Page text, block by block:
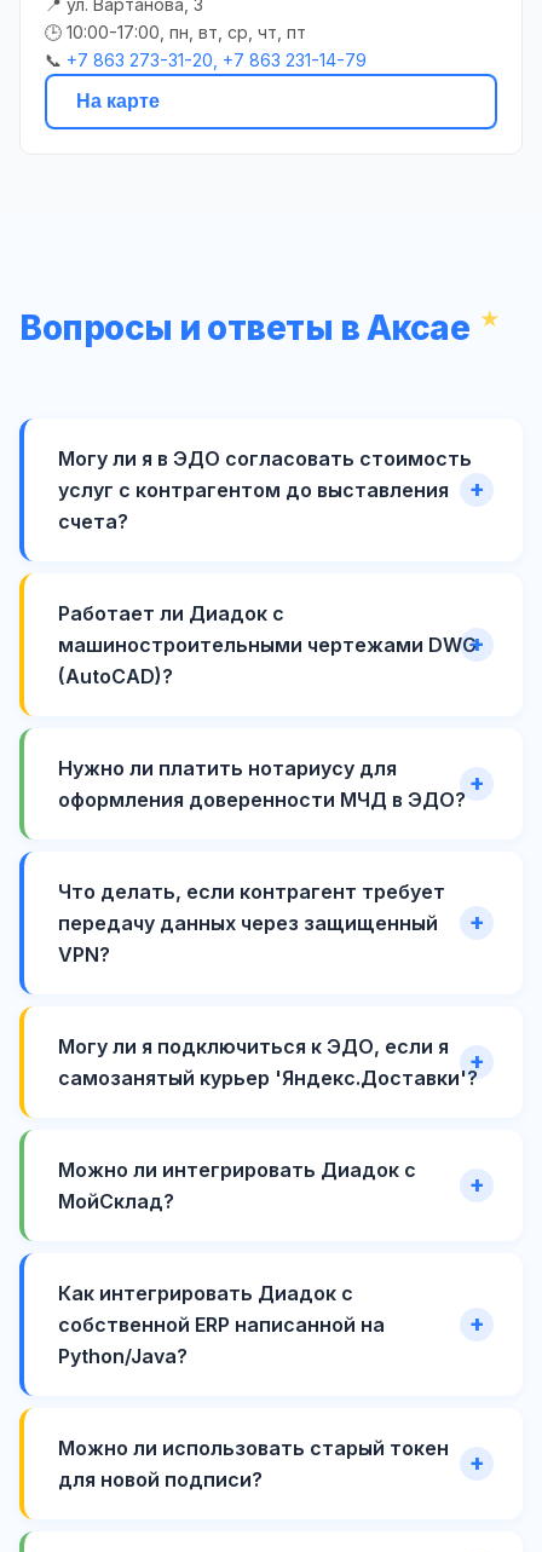
📍 ул. Вартанова, 3
🕒 10:00-17:00, пн, вт, ср, чт, пт
📞 +7 863 273-31-20, +7 863 231-14-79
На карте
Вопросы и ответы в Аксае
Могу ли я в ЭДО согласовать стоимость
услуг с контрагентом до выставления
счета?
Работает ли Диадок с
машиностроительными чертежами DWG
(AutoCAD)?
Нужно ли платить нотариусу для
оформления доверенности МЧД в ЭДО?
Что делать, если контрагент требует
передачу данных через защищенный
VPN?
Могу ли я подключиться к ЭДО, если я
самозанятый курьер 'Яндекс.Доставки'?
Можно ли интегрировать Диадок с
МойСклад?
Как интегрировать Диадок с
собственной ERP написанной на
Python/Java?
Можно ли использовать старый токен
для новой подписи?